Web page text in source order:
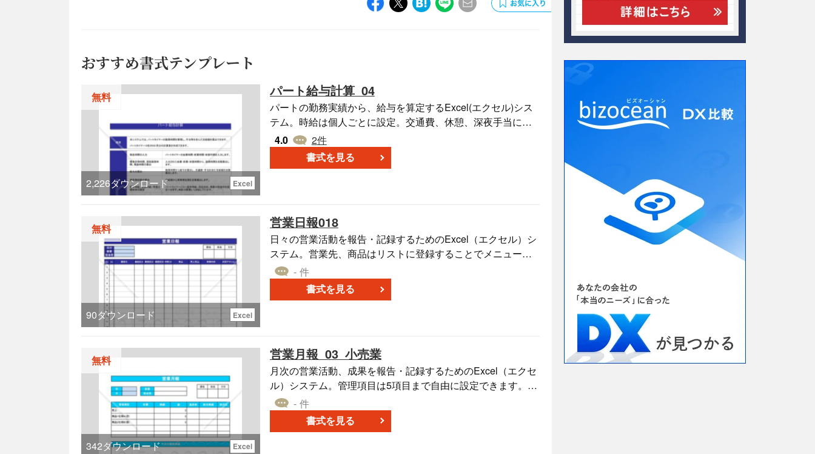
おすすめ書式テンプレート
無料
2,226ダウンロード Excel
パート給与計算_04
パートの勤務実績から、給与を算定するExcel(エクセル)シス
テム。時給は個人ごとに設定。交通費、休憩、深夜手当にも
対応。A4横(半年間/10人/時給)
4.0 2件
書式を見る
無料
90ダウンロード Excel
営業日報018
日々の営業活動を報告・記録するためのExcel（エクセル）シ
ステム。営業先、商品はリストに登録することでメニューか
ら呼び出すことができます。A4縦（汎用品営業向け）
- 件
書式を見る
無料
342ダウンロード Excel
営業月報_03_小売業
月次の営業活動、成果を報告・記録するためのExcel（エクセ
ル）システム。管理項目は5項目まで自由に設定できます。A4
縦（小売業向け、仕様品営業向け）
- 件
書式を見る